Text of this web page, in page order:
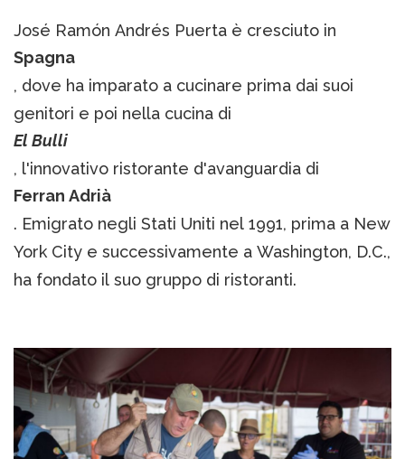
José Ramón Andrés Puerta è cresciuto in
Spagna
, dove ha imparato a cucinare prima dai suoi
genitori e poi nella cucina di
El Bulli
, l'innovativo ristorante d'avanguardia di
Ferran Adrià
. Emigrato negli Stati Uniti nel 1991, prima a New
York City e successivamente a Washington, D.C.,
ha fondato il suo gruppo di ristoranti.